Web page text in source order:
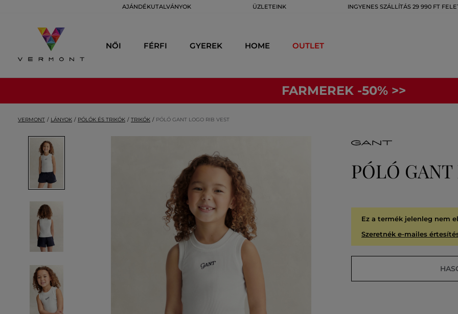
AJÁNDÉKUTALVÁNYOK ÜZLETEINK INGYENES SZÁLLÍTÁS 29 990 FT
NŐI FÉRFI GYEREK HOME OUTLET
FARMEREK -50% >>
VERMONT LÁNYOK PÓLÓK ÉS TRIKÓK TRIKÓK PÓLÓ GANT LOGO RIB VEST
PÓLÓ
Ez a termék jelenleg nem
Szeretnék e-mailes